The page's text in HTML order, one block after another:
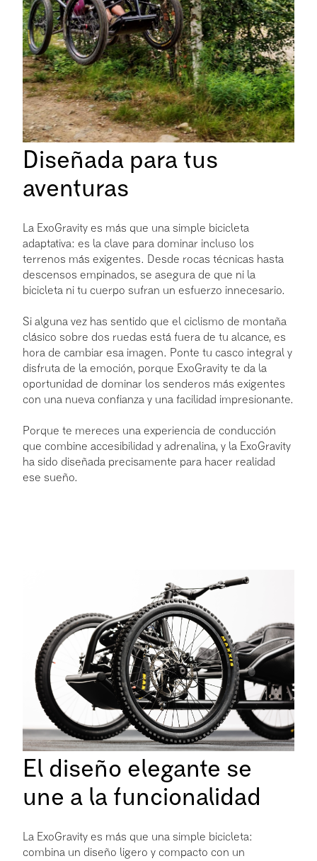
Diseñada para tus
aventuras
La ExoGravity es más que una simple bicicleta
adaptativa: es la clave para dominar incluso los
terrenos más exigentes. Desde rocas técnicas hasta
descensos empinados, se asegura de que ni la
bicicleta ni tu cuerpo sufran un esfuerzo innecesario.
Si alguna vez has sentido que el ciclismo de montaña
clásico sobre dos ruedas está fuera de tu alcance, es
hora de cambiar esa imagen. Ponte tu casco integral y
disfruta de la emoción, porque ExoGravity te da la
oportunidad de dominar los senderos más exigentes
con una nueva confianza y una facilidad impresionante.
Porque te mereces una experiencia de conducción
que combine accesibilidad y adrenalina, y la ExoGravity
ha sido diseñada precisamente para hacer realidad
ese sueño.
El diseño elegante se
une a la funcionalidad
La ExoGravity es más que una simple bicicleta:
combina un diseño ligero y compacto con un